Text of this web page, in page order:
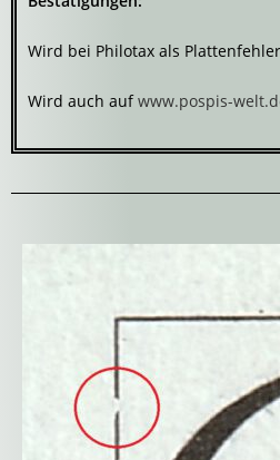
Wird bei Philotax als
Wird auch aufwww.pospis-